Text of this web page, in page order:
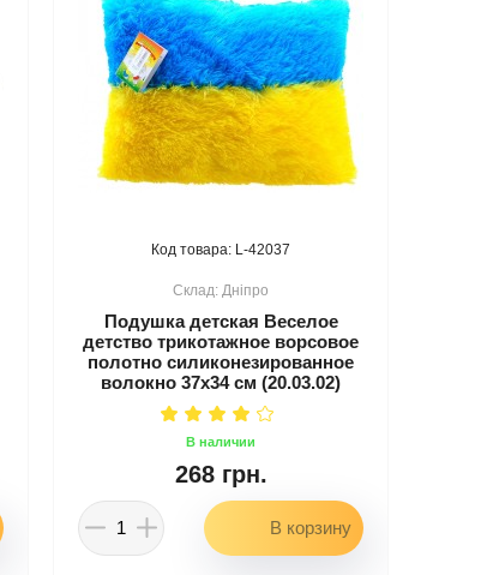
42037
Дніпро
Подушка детская Веселое
детство трикотажное ворсовое
полотно силиконезированное
волокно 37x34 см (20.03.02)
268 грн.